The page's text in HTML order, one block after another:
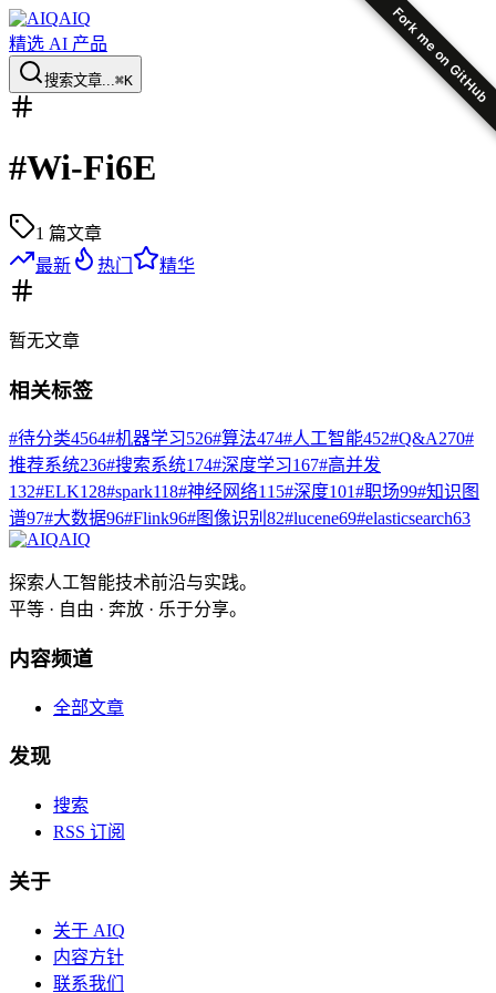
Fork me on GitHub
AIQ
精选 AI 产品
搜索文章...⌘K
#Wi-Fi6E
1 篇文章
最新
热门 精华
暂无文章
相关标签
#待分类4564#机器学习526#算法474#人工智能452#Q&A270#
推荐系统236#搜索系统174#深度学习167#高并发
132#ELK128#spark118#神经网络115#深度101#职场99#知识图
谱97#大数据96#Flink96#图像识别 82#lucene69#elasticsearch63
AIQ
探索人工智能技术前沿与实践。
平等 · 自由 · 奔放 · 乐于分享。
内容频道
全部文章
发现
搜索
RSS 订阅
关于
关于 AIQ
内容方针
联系我们